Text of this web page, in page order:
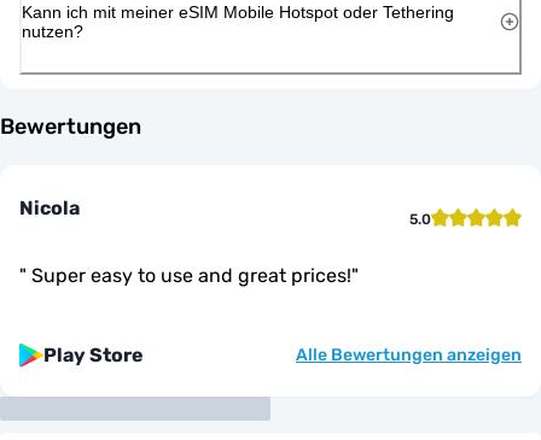
Kann ich mit meiner eSIM Mobile Hotspot oder Tethering
nutzen?
Bewertungen
Nicola 5.0
" Super easy to use and great prices!"
Play Store Alle Bewertungen anzeigen